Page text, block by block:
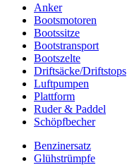
Anker
Bootsmotoren
Bootssitze
Bootstransport
Bootszelte
Driftsäcke/Driftstops
Luftpumpen
Plattform
Ruder & Paddel
Schöpfbecher
Benzinersatz
Glühstrümpfe